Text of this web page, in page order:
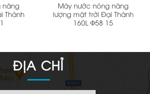
năng
Thành
Máy nước nóng năng
lượng mặt trời Đại Thành
160L Φ58 15
ĐỊA CHỈ